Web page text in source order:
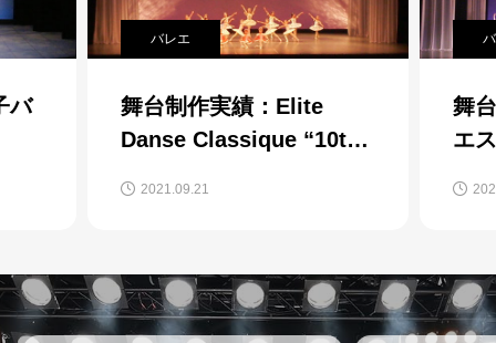
レエ
制作実績：Elite
Classique “10th
バレエ
舞台制作実績：府
エスタジオ 1st